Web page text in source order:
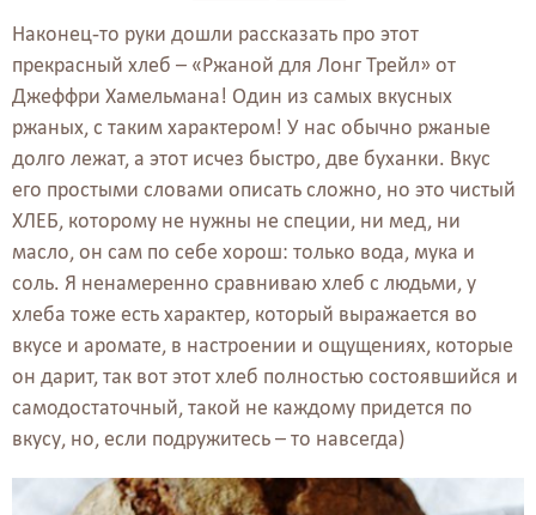
Наконец-то руки дошли рассказать про этот
прекрасный хлеб – «Ржаной для Лонг Трейл» от
Джеффри Хамельмана! Один из самых вкусных
ржаных, с таким характером! У нас обычно ржаные
долго лежат, а этот исчез быстро, две буханки. Вкус
его простыми словами описать сложно, но это чистый
ХЛЕБ, которому не нужны не специи, ни мед, ни
масло, он сам по себе хорош: только вода, мука и
соль. Я ненамеренно сравниваю хлеб с людьми, у
хлеба тоже есть характер, который выражается во
вкусе и аромате, в настроении и ощущениях, которые
он дарит, так вот этот хлеб полностью состоявшийся и
самодостаточный, такой не каждому придется по
вкусу, но, если подружитесь – то навсегда)